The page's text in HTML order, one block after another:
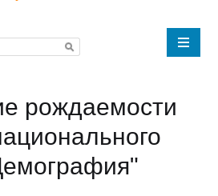
рождаемости